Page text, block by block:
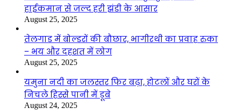
हाईकमान से जल्द हरी झंडी के आसार
August 25, 2025
तेलगाड में बोल्डरों की बौछार, भागीरथी का प्रवाह रुका
– भय और दहशत में लोग
August 25, 2025
यमुना नदी का जलस्तर फिर बढ़ा, होटलों और घरों के
निचले हिस्से पानी में डूबे
August 24, 2025